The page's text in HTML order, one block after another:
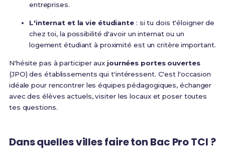
entreprises.
L'internat et la vie étudiante: si tu dois t'éloigner de
chez toi, la possibilité d'avoir un internat ou un
logement étudiant à proximité est un critère important.
N'hésite pas à participer aux journées portes ouvertes
(JPO) des établissements qui t'intéressent. C'est l'occasion
idéale pour rencontrer les équipes pédagogiques, échanger
avec des élèves actuels, visiter les locaux et poser toutes
tes questions.
Dans quelles villes faire ton Bac Pro TCI ?